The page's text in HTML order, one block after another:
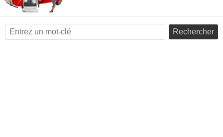
Rechercher